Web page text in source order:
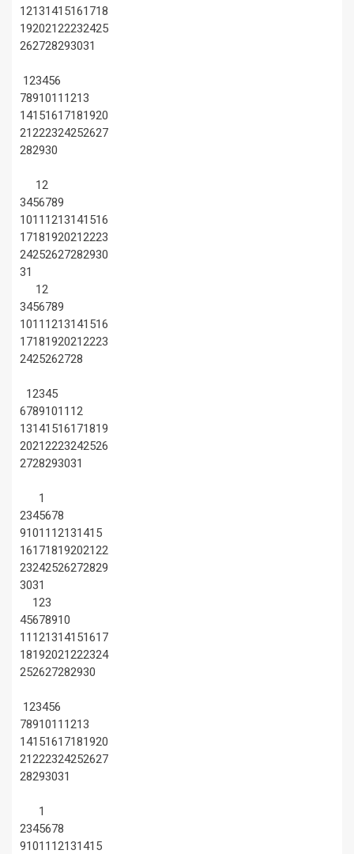
12131415161718
19202122232425
262728293031
123456
7891011 1213
14151617181920
21222324252627
282930
12
3456789
1011 1213141516
17181920212223
24252627282930
31
12
3456789
1011 1213141516
17181920212223
2425262728
12345
67891011 12
13141516171819
20212223242526
2728293031
1
2345678
91011 12131415
16171819202122
23242526272829
3031
123
45678910
11 121314151617
18192021222324
252627282930
123456
7891011 1213
14151617181920
21222324252627
28293031
1
2345678
91011 12131415